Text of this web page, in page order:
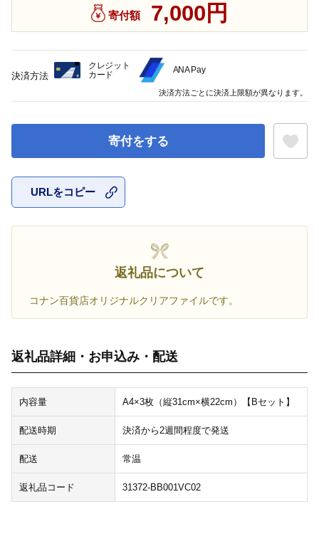
寄付額 7,000円
寄付をする
URLをコピー
返礼品について
コナン百貨店オリジナルクリアファイルです。
返礼品詳細・お申込み・配送
内容量 A4×3枚（縦31cm×横22cm）【Bセット】
配送時期 決済から2週間程度で発送
配送 常温
返礼品コード 31372-BB001VC02
決済方法
クレジット
カード
ANA Pay
決済方法ごとに決済上限額が異なります。